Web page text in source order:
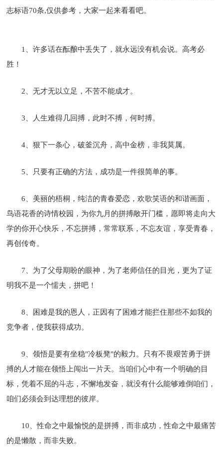
志标语70条,仅供参考，大家一起来看看吧。
1、许多话在酝酿中丢失了，就永远没有机会说。高考必
胜！
2、无才无以立足，不苦不能成才。
3、人生难得几回搏，此时不搏，何时搏。
4、狠下一条心，破釜沉舟，高中金榜，非我莫属。
5、只要有正确的方法，成功是一件很简单的事。
6、美丽的梧桐，纯洁的青春爱恋，欢歌笑语的和谐画面，
鸟语花香的诗情校园，为你九月的拼搏敞开门槛，愿即将走向大
学的你开心快乐，不忘拼搏，常常联系，不忘友谊，享受青春，
再创传奇。
7、为了父母期盼的眼神，为了老师信任的目光，更为了证
明我不是一个懦夫，拼吧！
8、困难是我的恩人，正因有了困难才能拦住那些不如我的
竞争者，使我获得成功。
9、领悟是要有坐稳"冷板凳"的毅力。只有不畏艰苦勇于拼
搏的人才能在领悟上闯出一片天。当咱们心中有一个明确的目
标，凭着不屈的斗志，不懈地发奋，就没有什么能够难倒咱们，
咱们必须会到达理想的彼岸。
10、性命之中最愉悦的是拼搏，而非成功，性命之中最痛苦
的是懒散，而非失败。